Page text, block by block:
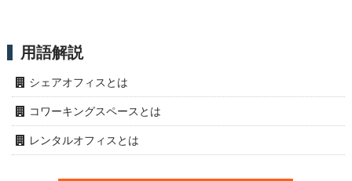
用語解説
シェアオフィスとは
コワーキングスペースとは
レンタルオフィスとは